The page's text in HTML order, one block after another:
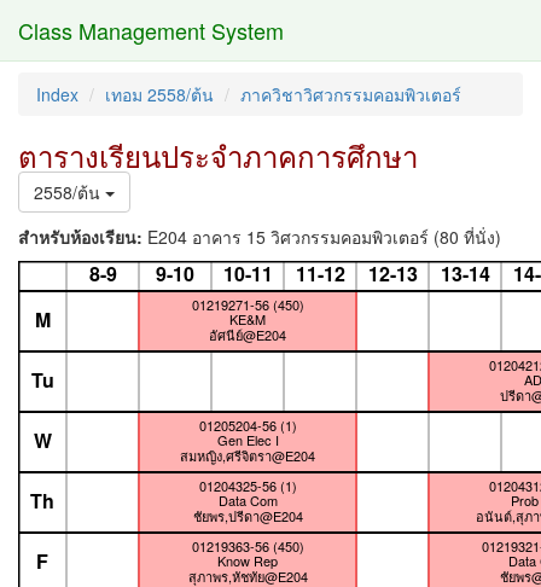
Class Management System
Index เทอม 2558/ต้น ภาควิชาวิศวกรรมคอมพิวเตอร์
ตารางเรียนประจำภาคการศึกษา
2558/ต้น
สำหรับห้องเรียน: E204 อาคาร 15 วิศวกรรมคอมพิวเตอร์ (80 ที่นั่ง)
8-9 9-10 10-11 11-12 12-13 13-14
ปรีดา
อนันต์,สุภา
01204325-56 (1)
Data Com
ชัยพร,ปรีดา@E204
01205204-56 (1)
Gen Elec I
สมหญิง,ศรีจิตรา@E204
01219271-56 (450)
KE&M
อัศนีย์@E204
Data
ชัยพร
01219363-56 (450)
Know Rep
สุภาพร,หัชทัย@E204
M
Tu
W
Th
F